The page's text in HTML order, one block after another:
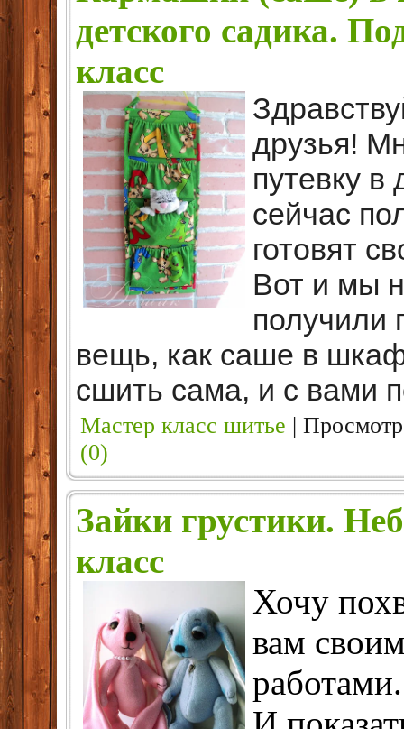
детского садика.
класс
друзья!
путевку в
сейчас
готовят
Вот и мы
получили
вещь, как cаше в
сшить сама, и с вами
Мастер класс шитье |
(0)
Зайки грустики.
класс
Хочу
вам
работами.